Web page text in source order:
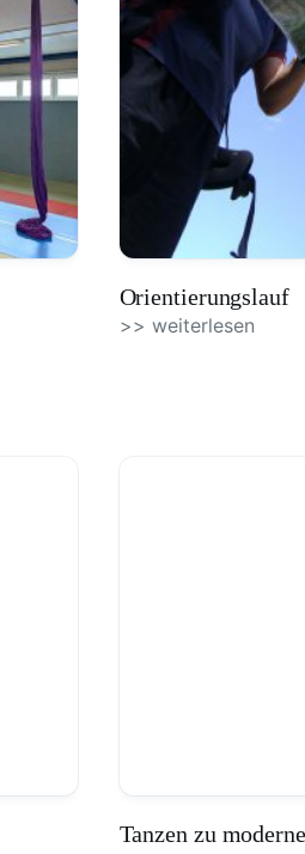
Orientierungslauf
>> weiterlesen
Tanzen zu